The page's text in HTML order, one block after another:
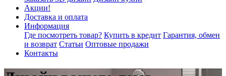
Акции!
Доставка и оплата
Информация
Где посмотреть товар? Купить в кредит Гарантия, обмен
и возврат Статьи Оптовые продажи
Контакты